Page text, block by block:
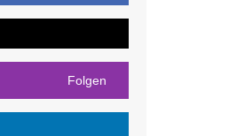
Folgen